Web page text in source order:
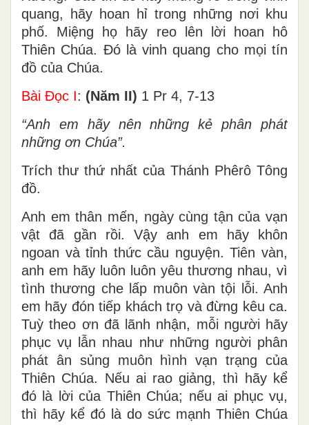
quang, hãy hoan hỉ trong những nơi khu
phố. Miệng họ hãy reo lên lời hoan hô
Thiên Chúa. Ðó là vinh quang cho mọi tín
đồ của Chúa.
Bài Ðọc I: (Năm II) 1 Pr 4, 7-13
“Anh em hãy nên những kẻ phân phát
những ơn Chúa”.
Trích thư thứ nhất của Thánh Phêrô Tông
đồ.
Anh em thân mến, ngày cùng tận của vạn
vật đã gần rồi. Vậy anh em hãy khôn
ngoan và tỉnh thức cầu nguyện. Tiên vàn,
anh em hãy luôn luôn yêu thương nhau, vì
tình thương che lấp muôn vàn tội lỗi. Anh
em hãy đón tiếp khách trọ và đừng kêu ca.
Tuỳ theo ơn đã lãnh nhận, mỗi người hãy
phục vụ lẫn nhau như những người phân
phát ân sủng muôn hình vạn trạng của
Thiên Chúa. Nếu ai rao giảng, thì hãy kể
đó là lời của Thiên Chúa; nếu ai phục vụ,
thì hãy kể đó là do sức mạnh Thiên Chúa